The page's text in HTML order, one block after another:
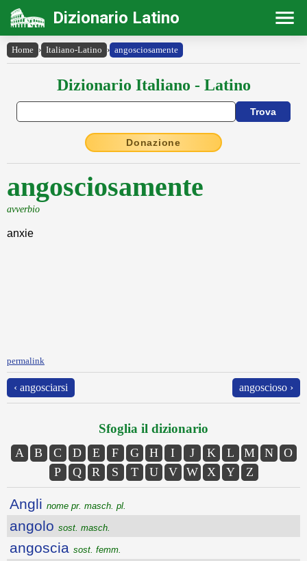
Dizionario Latino
Home › Italiano-Latino › angosciosamente
Dizionario Italiano - Latino
Donazione
angosciosamente
avverbio
anxie
permalink
‹ angosciarsi angoscioso ›
Sfoglia il dizionario
A B C D E F G H I J K L M N
O
P
Q R S T U V W X Y Z
Angli nome pr. masch. pl.
angolo sost. masch.
angoscia sost. femm.